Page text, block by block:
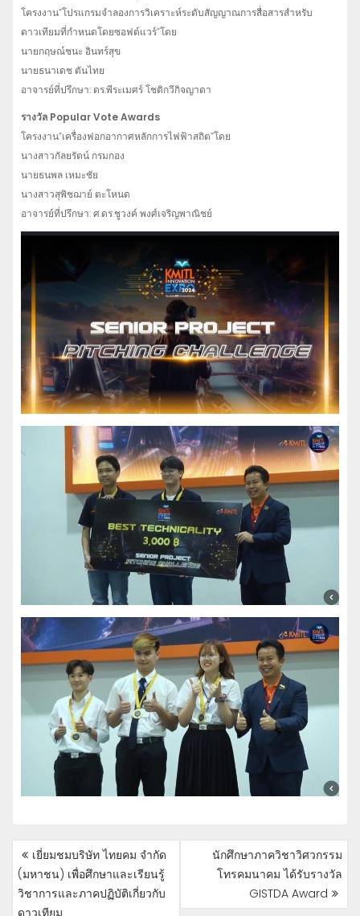
โครงงาน”โปรแกรมจำลองการวิเคราะห์ระดับสัญญาณการสื่อสารสำหรับ
ดาวเทียมที่กำหนดโดยซอฟต์แวร์”โดย
นายกฤษณ์ชนะ อินทร์สุข
นายธนาเดช ตันไทย
อาจารย์ที่ปรึกษา: ดร.พีระเมศร์ โชติกวีกิจญาดา
รางวัล Popular Vote Awards
โครงงาน”เครื่องฟอกอากาศหลักการไฟฟ้าสถิต”โดย
นางสาวกัลยรัตน์ กรมกอง
นายธนพล เหมะชัย
นางสาวสุพิชฌาย์ ตะโหนด
อาจารย์ที่ปรึกษา: ศ.ดร.ชูวงค์ พงศ์เจริญพาณิชย์
POST
NAVIGATION
เยี่ยมชมบริษัท ไทยคม จำกัด
(มหาชน) เพื่อศึกษาและเรียนรู้
วิชาการและภาคปฏิบัติเกี่ยวกับ
ดาวเทียม
นักศึกษาภาควิชาวิศวกรรม
โทรคมนาคม ได้รับรางวัล
GISTDA Award